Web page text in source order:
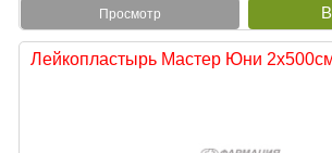
Просмотр
Лейкопластырь Мастер Юни